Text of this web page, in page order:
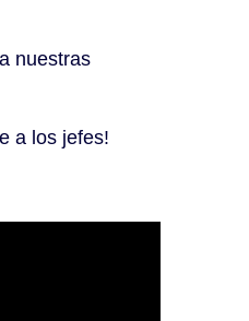
nuestras
a los jefes!